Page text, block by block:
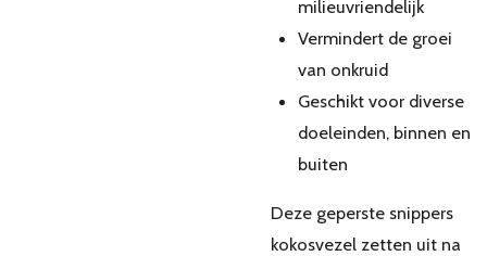
milieuvriendelijk
Vermindert de groei
van onkruid
Geschikt voor diverse
doeleinden, binnen en
buiten
Deze geperste snippers
kokosvezel zetten uit na